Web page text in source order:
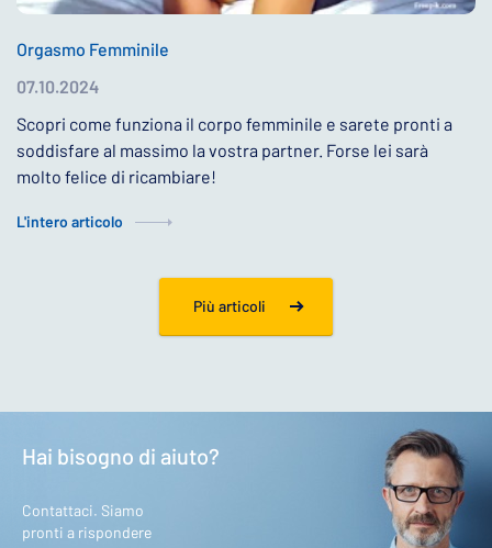
Orgasmo Femminile
07.10.2024
Scopri come funziona il corpo femminile e sarete pronti a
soddisfare al massimo la vostra partner. Forse lei sarà
molto felice di ricambiare!
L'intero articolo
Più articoli
Hai bisogno di aiuto?
Contattaci. Siamo
pronti a rispondere